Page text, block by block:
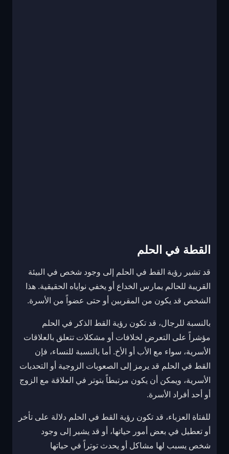
القطة في الحلم
قد تشير رؤية القط في الحلم إلى وجود شخص في البيئة
القريبة للحالم يمارس الخداع أو يخفي نواياه الحقيقية. هذا
الشخص قد يكون من المقربين أو حتى عضواً من الأسرة.
بالنسبة للرجال، قد تكون رؤية القط الذكر في الحلم
مؤشراً على التعرض لخلافات أو مشكلات تتعلق بالعلاقات
الأسرية، سواء مع الأب أو الأخ. أما بالنسبة للنساء، فإن
القط في الحلم قد يرمز إلى الصعوبات الزوجية أو التحديات
الأسرية، ويمكن أن يكون مرتبطاً بتوتر في العلاقة مع الزوج
أو أحد أفراد الأسرة.
للفتاة العزباء، قد تكون رؤية القط في الحلم دلالة على تأخر
أو تعطيل في بعض أمور حياتها، أو قد يشير إلى وجود
شخص يسبب لها مشاكل أو يحدث توتراً في حياتها